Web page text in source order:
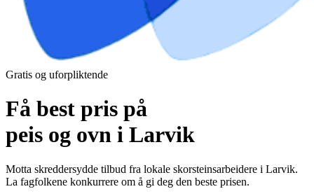
Gratis og uforpliktende
Få best pris på
peis og ovn i Larvik
Motta skreddersydde tilbud fra lokale skorsteinsarbeidere i Larvik.
La fagfolkene konkurrere om å gi deg den beste prisen.